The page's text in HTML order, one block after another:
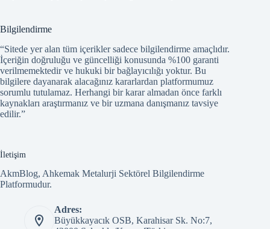
Bilgilendirme
“Sitede yer alan tüm içerikler sadece bilgilendirme amaçlıdır.
İçeriğin doğruluğu ve güncelliği konusunda %100 garanti
verilmemektedir ve hukuki bir bağlayıcılığı yoktur. Bu
bilgilere dayanarak alacağınız kararlardan platformumuz
sorumlu tutulamaz. Herhangi bir karar almadan önce farklı
kaynakları araştırmanız ve bir uzmana danışmanız tavsiye
edilir.”
İletişim
AkmBlog, Ahkemak Metalurji Sektörel Bilgilendirme
Platformudur.
Adres:
Büyükkayacık OSB, Karahisar Sk. No:7,